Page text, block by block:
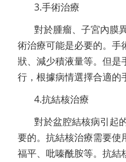
3.手術治療
對於腫瘤、子宮內膜
術治療可能是必要的。手
狀、減少積液量等。但是
行，根據病情選擇合適的
4.抗結核治療
對於盆腔結核病引起
要的。抗結核治療需要使
福平、吡嗪酰胺等。抗結